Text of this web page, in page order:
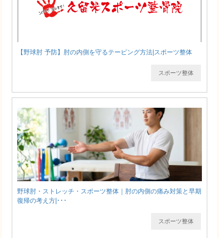
【野球肘 予防】肘の内側を守るテーピング方法|スポーツ整体
スポーツ整体
野球肘・ストレッチ・スポーツ整体｜肘の内側の痛み対策と早期
復帰の考え方|･･･
スポーツ整体